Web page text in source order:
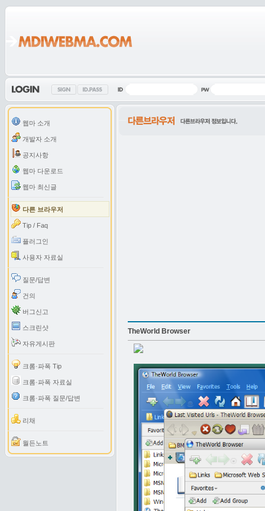
웹마 소개
개발자 소개
공지사항
웹마 다운로드
웹마 최신글
다른 브라우저
Tip / Faq
플러그인
사용자 자료실
질문/답변
건의
버그신고
스크린샷
자유게시판
크롬·파폭 Tip
크롬·파폭 자료실
크롬·파폭 질문/답변
리채
월든노트
TheWorld Browser